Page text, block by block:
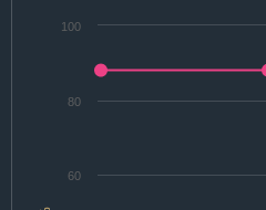
60
80
100